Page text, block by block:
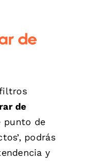
de
de
punto de
podrás
y